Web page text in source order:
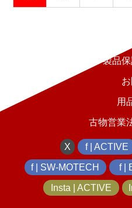
プライ
製品
用
古物営業
X f | ACTIVE
f | SW-MOTECH f |
Insta | ACTIVE